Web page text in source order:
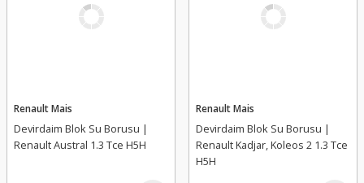
Renault Mais
Devirdaim Blok Su Borusu |
Renault Austral 1.3 Tce H5H
Renault Mais
Devirdaim Blok Su Borusu |
Renault Kadjar, Koleos 2 1.3 Tce
H5H